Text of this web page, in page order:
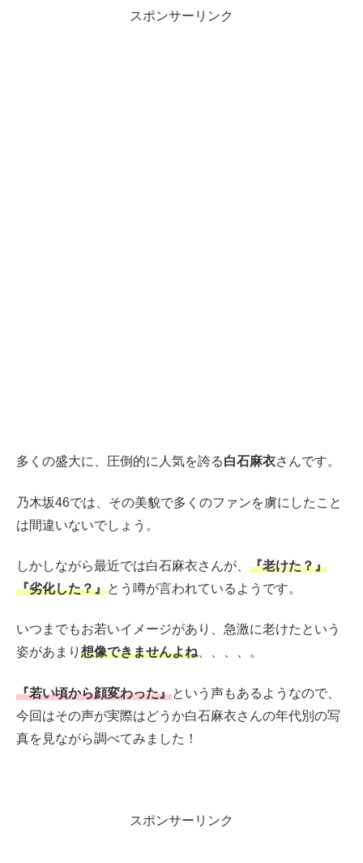
スポンサーリンク
多くの盛大に、圧倒的に人気を誇る白石麻衣さんです。
乃木坂46では、その美貌で多くのファンを虜にしたこと
は間違いないでしょう。
しかしながら最近では白石麻衣さんが、 『老けた？』
『劣化した？』とう噂が言われているようです。
いつまでもお若いイメージがあり、急激に老けたという
姿があまり 想像できませんよね 、、、、。
『若い頃から顔変わった』という声もあるようなので、
今回はその声が実際はどうか白石麻衣さんの年代別の写
真を見ながら調べてみました！
スポンサーリンク